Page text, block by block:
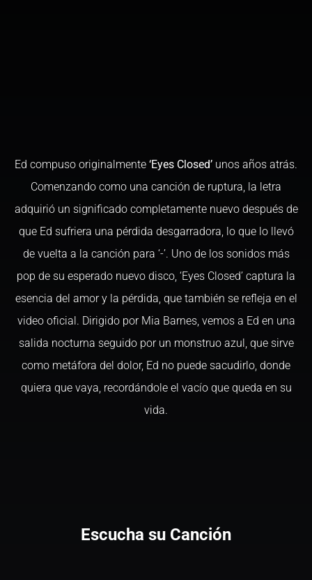
Ed compuso originalmente ‘Eyes Closed’ unos años atrás.
Comenzando como una canción de ruptura, la letra
adquirió un significado completamente nuevo después de
que Ed sufriera una pérdida desgarradora, lo que lo llevó
de vuelta a la canción para ‘-ʼ. Uno de los sonidos más
pop de su esperado nuevo disco, ‘Eyes Closed’ captura la
esencia del amor y la pérdida, que también se refleja en el
video oficial. Dirigido por Mia Barnes, vemos a Ed en una
salida nocturna seguido por un monstruo azul, que sirve
como metáfora del dolor, Ed no puede sacudirlo, donde
quiera que vaya, recordándole el vacío que queda en su
vida.
Escucha su Canción